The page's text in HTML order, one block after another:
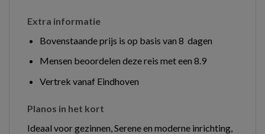
Extra informatie
Bovenstaande prijs is op basis van 8 dagen
Mensen beoordelen deze reis met een 8.9
Vertrek vanaf Eindhoven
Planos in het kort
Ideaal voor gezinnen, Serene en moderne inrichting,